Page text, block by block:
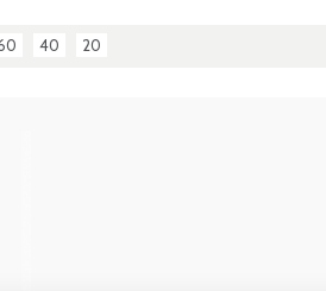
40 20